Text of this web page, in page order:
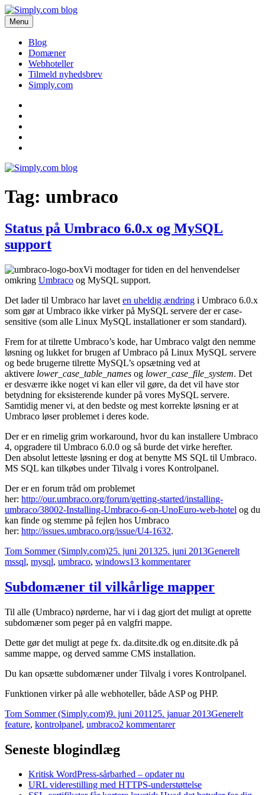
Videre
til
indhold
Simply.com blog
Få de seneste nyheder om domæner og webhoteller her.
Menu
Blog
Domæner
Webhoteller
Tilmeld nyhedsbrev
Simply.com
Tag: umbraco
Status på Umbraco 6.0.x og MySQL
support
Vi modtager for tiden en del henvendelser
omkring Umbraco og MySQL support.
Det lader til Umbraco har lavet en uheldig ændring i Umbraco 6.0.x
som gør at Umbraco ikke virker på MySQL servere der er case-
sensitive (som alle Linux MySQL installationer er som standard).
Frem for at tilrette Umbraco’s kode, har Umbraco valgt den nemme
løsning og lukket for brugen af Umbraco på Linux MySQL servere
og bede brugerne tilrette MySQL’s opsætning ved at
aktivere lower_case_table_names og lower_case_file_system. Det
er desværre ikke noget vi kan eller vil gøre, da det vil have stor
betydning for eksisterende kunder på vores MySQL servere.
Samtidig mener vi, at den bedste og mest korrekte løsning er at
Umbraco løser problemet i deres kode.
Der er en rimelig grim workaround, hvor du kan installere Umbraco
4, opgradere til Umbraco 6.0.0 og så burde det virke herefter.
Den absolut letteste løsning er dog at benytte MS SQL til Umbraco.
MS SQL kan tilkøbes under Tilvalg i vores Kontrolpanel.
Der er en forum tråd om problemet
her: http://our.umbraco.org/forum/getting-started/installing-
umbraco/38002-Installing-Umbraco-6-on-UnoEuro-web-hotel og du
kan finde og stemme på fejlen hos Umbraco
her: http://issues.umbraco.org/issue/U4-1632.
Forfatter
Tom Sommer (Simply.com)Udgivet
25. juni 201325. juni 2013Kategorier
GenereltTags
mssql, mysql, umbraco, windows13 kommentarertil
Umbraco
og
Subdomæner til vilkårlige mapper
Til alle (Umbraco) nørderne, har vi i dag gjort det muligt at oprette
subdomæner som peger på en valgfri mappe.
Dette gør det muligt at pege fx. da.ditsite.dk og en.ditsite.dk på
samme mappe, og derved samme CMS installation.
Du kan opsætte subdomæner under Tilvalg i vores Kontrolpanel.
Funktionen virker på alle webhoteller, både ASP og PHP.
Forfatter
Tom Sommer (Simply.com)Udgivet
9. juni 2011 25. januar 2013Kategorier
GenereltTags
feature, kontrolpanel, umbraco2 kommentarertil
Seneste blogindlæg
Kritisk WordPress-sårbarhed – opdater nu
URL viderestilling med HTTPS-understøttelse